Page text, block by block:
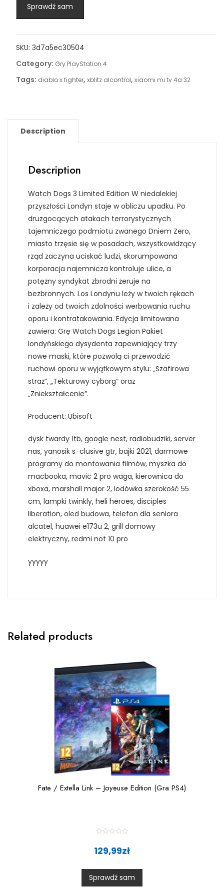
Sprawdź sam
SKU: 3d7a5ec30504
Category: Gry PlayStation 4
Tags: diablo x fighter, xblitz alcontrol, xiaomi mi tv 4a 32
Description
Description
Watch Dogs 3 Limited Edition W niedalekiej
przyszłości Londyn staje w obliczu upadku. Po
druzgocących atakach terrorystycznych
tajemniczego podmiotu zwanego Dniem Zero,
miasto trzęsie się w posadach, wszystkowidzący
rząd zaczyna uciskać ludzi, skorumpowana
korporacja najemnicza kontroluje ulice, a
potężny syndykat zbrodni żeruje na
bezbronnych. Los Londynu leży w twoich rękach
i zależy od twoich zdolności werbowania ruchu
oporu i kontratakowania. Edycja limitowana
zawiera: Grę Watch Dogs Legion Pakiet
londyńskiego dysydenta zapewniający trzy
nowe maski, które pozwolą ci przewodzić
ruchowi oporu w wyjątkowym stylu: „Szafirowa
straż”, „Tekturowy cyborg” oraz
„Zniekształcenie”.
Producent: Ubisoft
dysk twardy 1tb, google nest, radiobudziki, server
nas, yanosik s-clusive gtr, bajki 2021, darmowe
programy do montowania filmów, myszka do
macbooka, mavic 2 pro waga, kierownica do
xboxa, marshall major 2, lodówka szerokość 55
cm, lampki twinkly, heli heroes, disciples
liberation, oled budowa, telefon dla seniora
alcatel, huawei e173u 2, grill domowy
elektryczny, redmi not 10 pro
yyyyy
Related products
Fate / Extella Link – Joyeuse Edition (Gra PS4)
0
o
u
t
129,99zł
Sprawdź sam